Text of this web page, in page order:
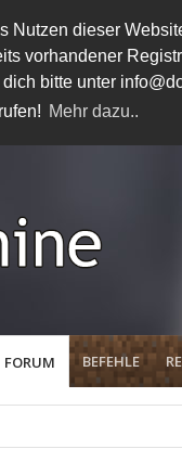
Nutzen dieser
vorhandener
bitte unter
Mehr dazu..
FORUM BEFEHLE